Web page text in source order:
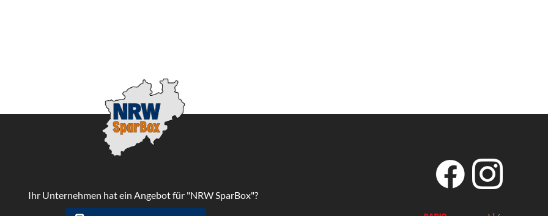
Ihr Unternehmen hat ein Angebot für "NRW SparBox"?